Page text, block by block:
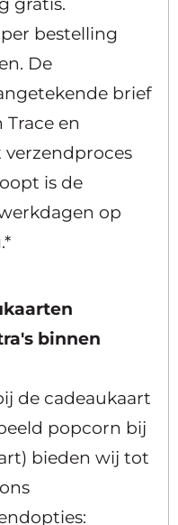
bestelling
De
brief
en
is de
op
binnen
de cadeaukaart
popcorn bij
bieden wij tot